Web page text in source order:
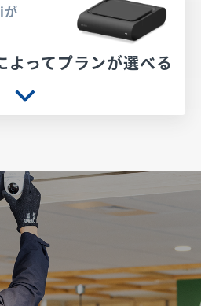
が
よってプランが選べる